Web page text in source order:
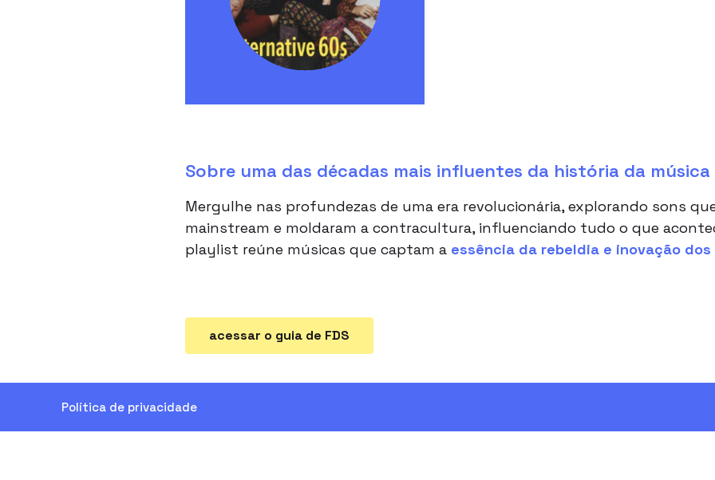
Sobre uma das décadas mais influentes da história da música
Mergulhe nas profundezas de uma era revolucionária, explorando sons
mainstream e moldaram a contracultura, influenciando tudo o que
playlist reúne músicas que captam a essência da rebeldia e inovação dos
acessar o guia de FDS
Política de privacidade